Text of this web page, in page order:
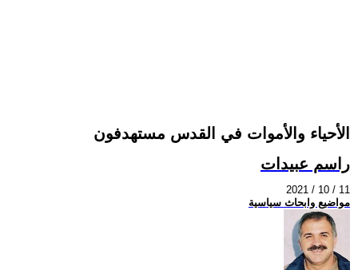
الأحياء والأموات في القدس مستهدفون
راسم عبيدات
2021 / 10 / 11
مواضيع وابحاث سياسية